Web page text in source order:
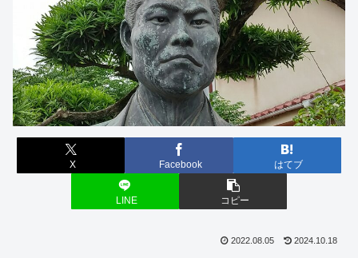
X Facebook はてブ
LINE コピー
2022.08.05 2024.10.18